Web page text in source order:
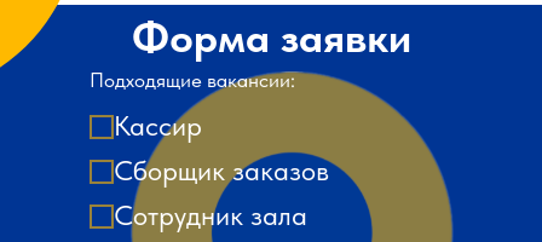
Подходящие вакансии:
Кассир
Сборщик заказов
Сотрудник зала
Форма заявки